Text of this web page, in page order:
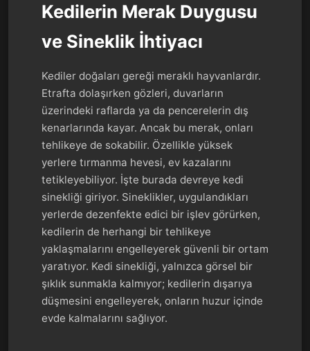
Kedilerin Merak Duygusu
ve Sineklik İhtiyacı
Kediler doğaları gereği meraklı hayvanlardır.
Etrafta dolaşırken gözleri, duvarların
üzerindeki raflarda ya da pencerelerin dış
kenarlarında kayar. Ancak bu merak, onları
tehlikeye de sokabilir. Özellikle yüksek
yerlere tırmanma hevesi, ev kazalarını
tetikleyebiliyor. İşte burada devreye kedi
sinekliği giriyor. Sineklikler, uygulandıkları
yerlerde dezenfekte edici bir işlev görürken,
kedilerin de herhangi bir tehlikeye
yaklaşmalarını engelleyerek güvenli bir ortam
yaratıyor. Kedi sinekliği, yalnızca görsel bir
şıklık sunmakla kalmıyor; kedilerin dışarıya
düşmesini engelleyerek, onların huzur içinde
evde kalmalarını sağlıyor.